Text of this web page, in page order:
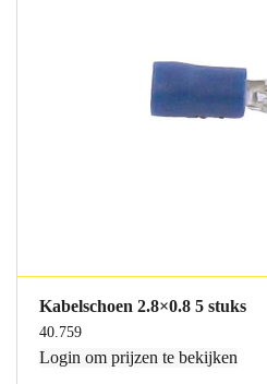
Kabelschoen 2.8×0.8 5 stuks
40.759
Login om prijzen te bekijken